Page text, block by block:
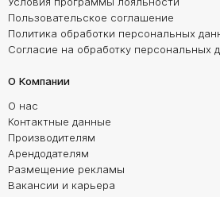
Пользовательское соглашение
Политика обработки персональных
Согласие на обработку персональных
О Компании
О нас
Контактные данные
Производителям
Арендодателям
Размещение рекламы
Вакансии и карьера